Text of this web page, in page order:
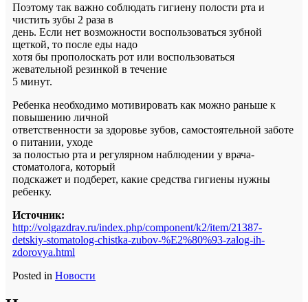
Поэтому так важно соблюдать гигиену полости рта и
чистить зубы 2 раза в
день. Если нет возможности воспользоваться зубной
щеткой, то после еды надо
хотя бы прополоскать рот или воспользоваться
жевательной резинкой в течение
5 минут.
Ребенка необходимо мотивировать как можно раньше к
повышению личной
ответственности за здоровье зубов, самостоятельной заботе
о питании, уходе
за полостью рта и регулярном наблюдении у врача-
стоматолога, который
подскажет и подберет, какие средства гигиены нужны
ребенку.
Источник:
http://volgazdrav.ru/index.php/component/k2/item/21387-
detskiy-stomatolog-chistka-zubov-%E2%80%93-zalog-ih-
zdorovya.html
Posted in Новости